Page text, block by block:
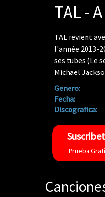
TAL -
TAL revient
l'année 2013-
ses tubes (Le
Michael
guitare, à la
Genero:
Fecha:
Discografica:
Prueba